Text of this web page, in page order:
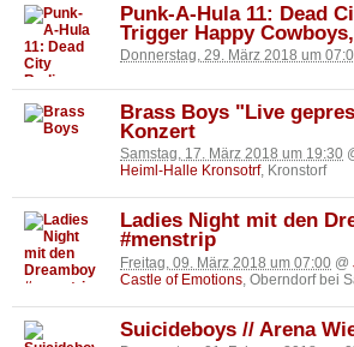
Punk-A-Hula 11: Dead
Trigger Happy
Donnerstag, 29. März 2018 um
Brass Boys "Live
Konzert
Samstag, 17. März 2018 um 19:30
Heiml-Halle Kronsotrf, Kronstorf
Ladies Night mit den
#menstrip
Freitag, 09. März 2018 um 07:00 @
Castle of Emotions , Oberndorf bei
Suicideboys // Arena